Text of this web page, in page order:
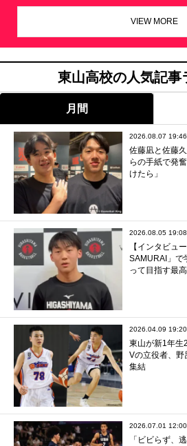
VIEW MORE
東山高校の人気記事
月間
2026.08.07 19:46
佐藤凪と佐藤
らの手紙で発
けたら」
2026.08.05 19:08
【インタビュ
SAMURAI」
って目指す最
2026.04.09 19:20
東山が新1年
Vの立役者、
集結
2026.07.01 12:00
「ビビらず、